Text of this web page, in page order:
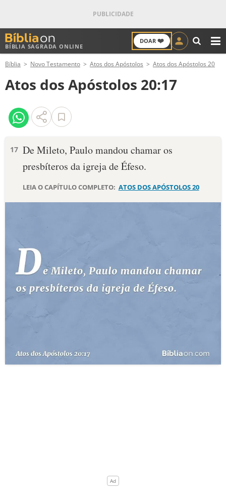
BÍBLIA SAGRADA ONLINE
DOAR ❤️
ANTIGO TESTAMENTO
NOVO TESTAMENTO
VERSÍCULOS
PALAVRA DO DIA
10 MANDAMENTOS
ESTUDOS BÍBLICOS
ESBOÇOS DE PREGAÇÃO
PERGUNTE À BÍBLIA
Bíblia Novo Testamento Atos dos Apóstolos Atos dos Apóstolos 20
Atos dos Apóstolos 20:17
17 De Mileto, Paulo mandou chamar os
presbíteros da igreja de Éfeso.
LEIA O CAPÍTULO COMPLETO: ATOS DOS APÓSTOLOS 20